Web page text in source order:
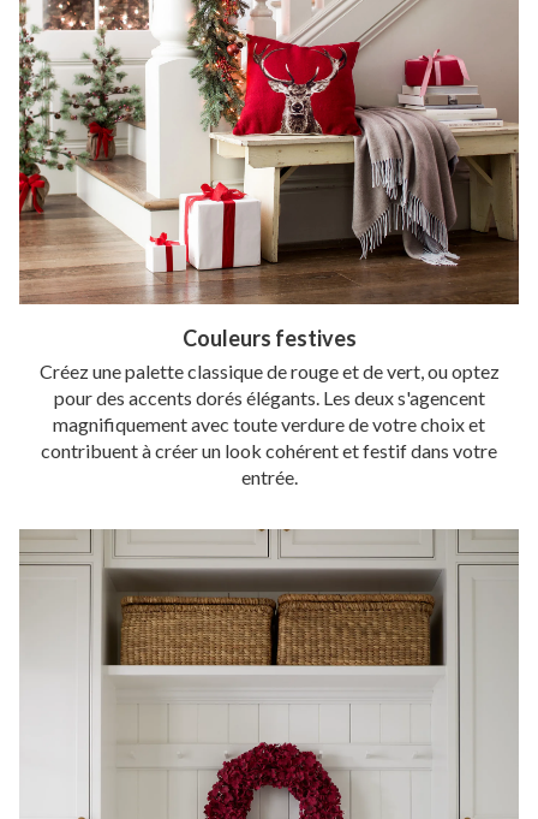
Couleurs festives
Créez une palette classique de rouge et de vert, ou optez
pour des accents dorés élégants. Les deux s'agencent
magnifiquement avec toute verdure de votre choix et
contribuent à créer un look cohérent et festif dans votre
entrée.